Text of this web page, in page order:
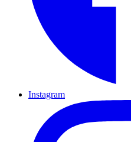
Instagram